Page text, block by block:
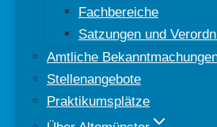
Fachbereiche
Satzungen und
Amtliche
Stellenangebote
Praktikumsplätze